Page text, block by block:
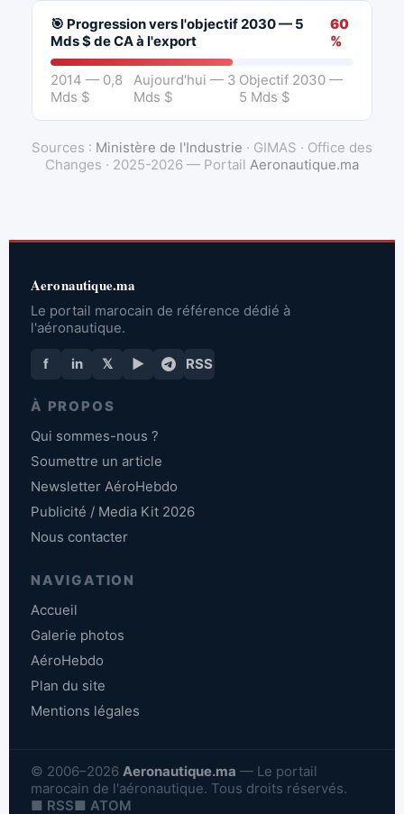
🎯 Progression vers l'objectif 2030 — 5
Mds $ de CA à l'export
60
%
2014 — 0,8
Mds $
Aujourd'hui — 3
Mds $
Objectif 2030 —
5 Mds $
Sources : Ministère de l'Industrie · GIMAS · Office des
Changes · 2025-2026 — Portail Aeronautique.ma
Aeronautique.ma
Le portail marocain de référence dédié à
l'aéronautique.
f in 𝕏 ▶ RSS
À PROPOS
Qui sommes-nous ?
Soumettre un article
Newsletter AéroHebdo
Publicité / Media Kit 2026
Nous contacter
NAVIGATION
Accueil
Galerie photos
AéroHebdo
Plan du site
Mentions légales
© 2006–2026 Aeronautique.ma — Le portail
marocain de l'aéronautique. Tous droits réservés.
■ RSS■ ATOM